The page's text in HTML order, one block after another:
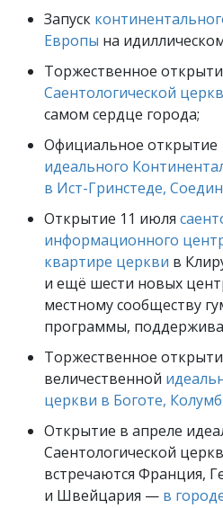
Запуск
Европы на
Торжественное
Саентологической
самом сердце города;
Официальное открытие
идеального
в Ист-Гринстеде,
Открытие 11 июля
информационного
квартире церкви в
и ещё шести новых
местному сообществу
программы,
Торжественное
величественной
церкви в Боготе,
Открытие в апреле
Саентологической
встречаются Франция,
и Швейцария — в